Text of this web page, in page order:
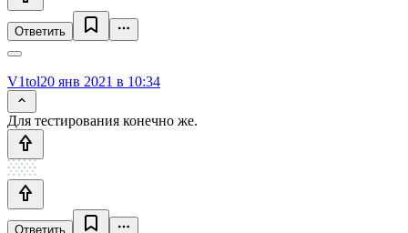
Ответить
V1tol20 янв 2021 в 10:34
Для тестирования конечно же.
Ответить